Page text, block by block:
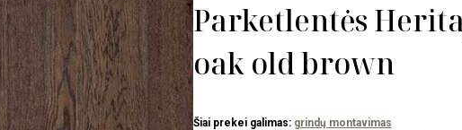
Parketlentės
oak old brown
Šiai prekei galimas: grindų montavimas